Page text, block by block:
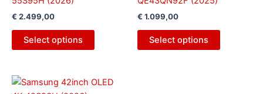
€ 2.499,00
Select options
€ 1.099,00
Select options